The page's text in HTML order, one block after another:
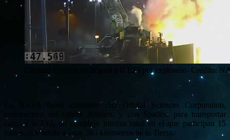
Cápsula Cygnus no llegará a la EEI por explosión- Crédito:
La NASA firmó contratos con Orbital Sciences Corporation,
constructora del cohete Antares, y con Spacex, para transportar
carga a la EEI, un complejo internacional en el que participan 15
países, que orbita a unos 385 kilómetros de la Tierra.